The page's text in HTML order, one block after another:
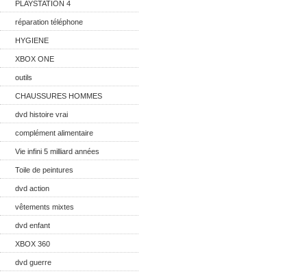
PLAYSTATION 4
réparation téléphone
HYGIENE
XBOX ONE
outils
CHAUSSURES HOMMES
dvd histoire vrai
complément alimentaire
Vie infini 5 milliard années
Toile de peintures
dvd action
vêtements mixtes
dvd enfant
XBOX 360
dvd guerre